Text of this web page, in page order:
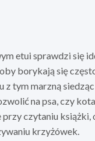
etui sprawdzi się
borykają się
z tym marzną
na psa, czy
przy czytaniu książki,
krzyżówek.